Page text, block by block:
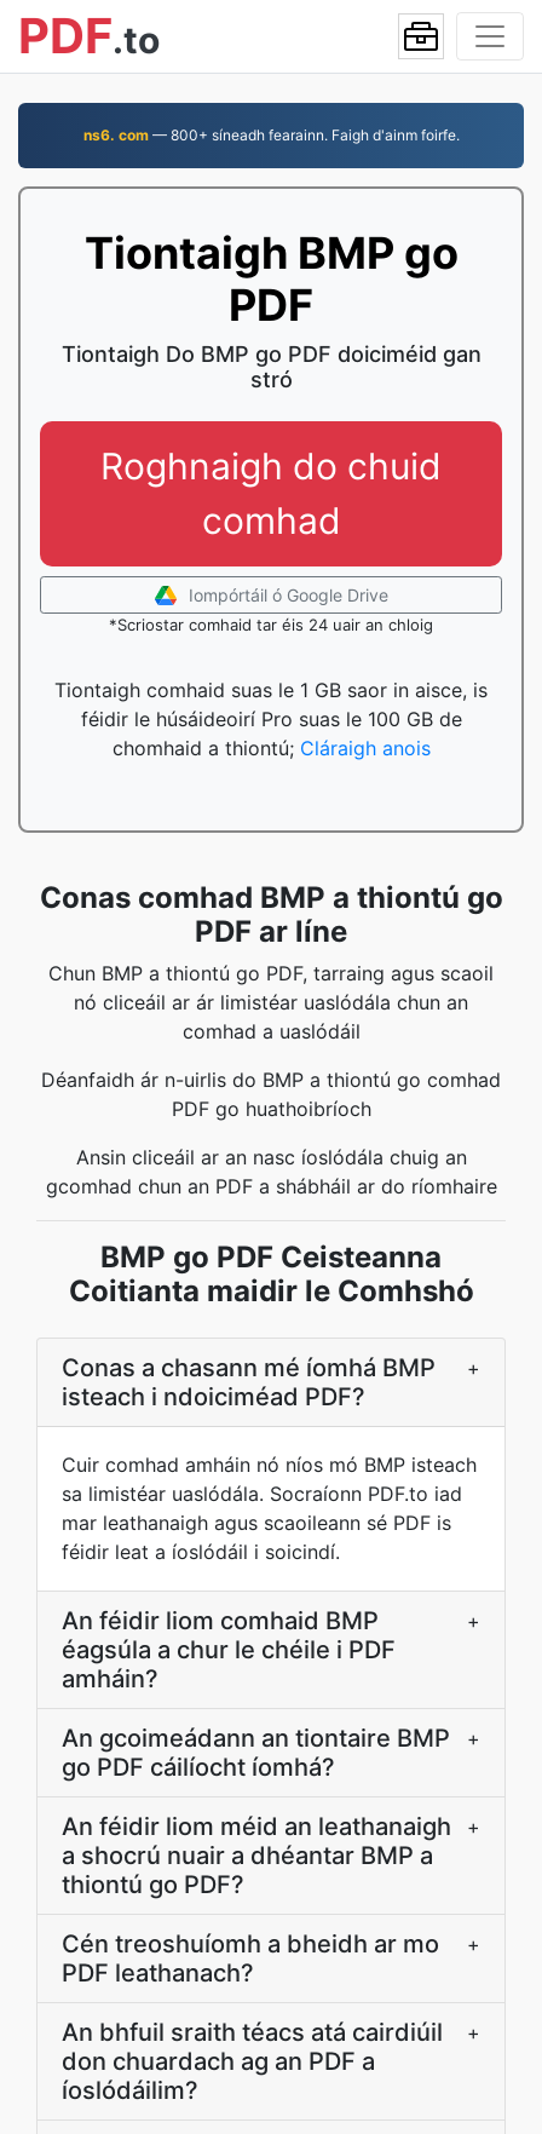
PDF.to
ns6. com— 800+ síneadh fearainn. Faigh d'ainm foirfe.
Tiontaigh BMP go
PDF
Tiontaigh Do BMP go PDF doiciméid gan
stró
Roghnaigh do chuid
comhad
Iompórtáil ó Google Drive
*Scriostar comhaid tar éis 24 uair an chloig
Tiontaigh comhaid suas le 1 GB saor in aisce, is
féidir le húsáideoirí Pro suas le 100 GB de
chomhaid a thiontú; Cláraigh anois
Conas comhad BMP a thiontú go
PDF ar líne
Chun BMP a thiontú go PDF, tarraing agus scaoil
nó cliceáil ar ár limistéar uaslódála chun an
comhad a uaslódáil
Déanfaidh ár n-uirlis do BMP a thiontú go comhad
PDF go huathoibríoch
Ansin cliceáil ar an nasc íoslódála chuig an
gcomhad chun an PDF a shábháil ar do ríomhaire
BMP go PDF Ceisteanna
Coitianta maidir le Comhshó
Conas a chasann mé íomhá BMP
isteach i ndoiciméad PDF?
+
Cuir comhad amháin nó níos mó BMP isteach
sa limistéar uaslódála. Socraíonn PDF.to iad
mar leathanaigh agus scaoileann sé PDF is
féidir leat a íoslódáil i soicindí.
An féidir liom comhaid BMP
éagsúla a chur le chéile i PDF
amháin?
+
An gcoimeádann an tiontaire BMP
go PDF cáilíocht íomhá?
+
An féidir liom méid an leathanaigh
a shocrú nuair a dhéantar BMP a
thiontú go PDF?
+
Cén treoshuíomh a bheidh ar mo
PDF leathanach?
+
An bhfuil sraith téacs atá cairdiúil
don chuardach ag an PDF a
íoslódáilim?
+